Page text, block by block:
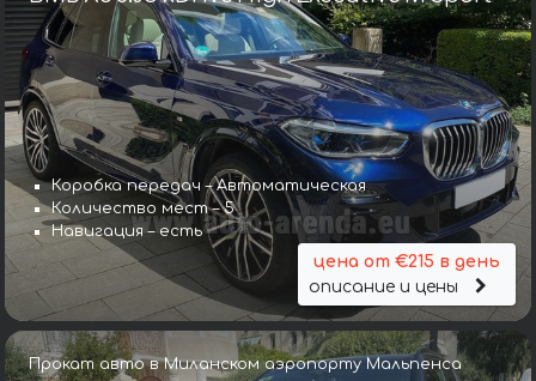
Коробка передач – Автоматическая
Количество мест – 5
Навигация – есть
цена от €215 в день
описание и цены
Прокат авто в Миланском аэропорту Мальпенса